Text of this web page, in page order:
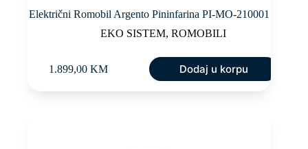
Električni Romobil Argento Pininfarina PI-MO-210001
EKO SISTEM, ROMOBILI
1.899,00 KM Dodaj u korpu